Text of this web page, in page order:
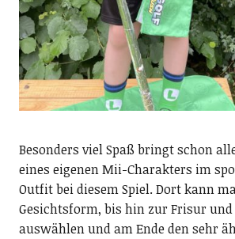
Besonders viel Spaß bringt schon
eines eigenen Mii-Charakters im
Outfit bei diesem Spiel. Dort kann
Gesichtsform, bis hin zur Frisur und
auswählen und am Ende den sehr